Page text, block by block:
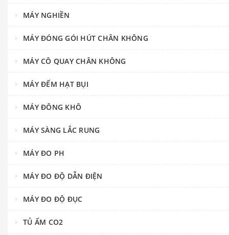
MÁY NGHIỀN
MÁY ĐÓNG GÓI HÚT CHÂN KHÔNG
MÁY CÔ QUAY CHÂN KHÔNG
MÁY ĐẾM HẠT BỤI
MÁY ĐÔNG KHÔ
MÁY SÀNG LẮC RUNG
MÁY ĐO PH
MÁY ĐO ĐỘ DẪN ĐIỆN
MÁY ĐO ĐỘ ĐỤC
TỦ ẤM CO2